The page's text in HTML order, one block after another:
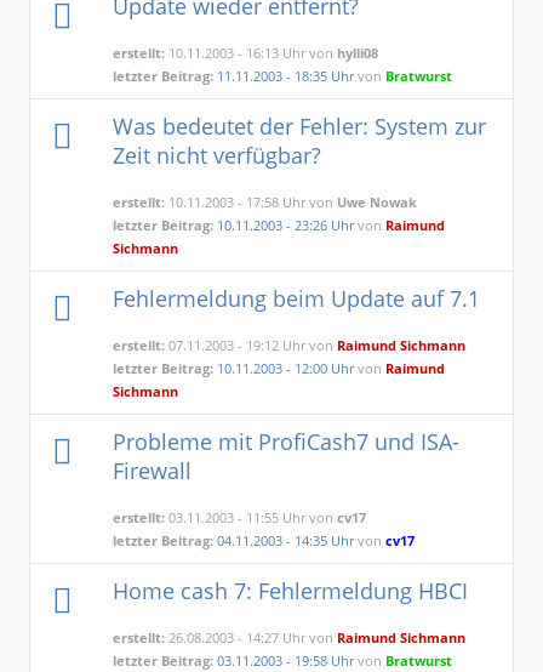
Update wieder entfernt?
erstellt: 10.11.2003 - 16:13 Uhr von hylli08
letzter Beitrag: 11.11.2003 - 18:35 Uhrvon Bratwurst
Was bedeutet der Fehler: System zur
Zeit nicht verfügbar?
erstellt: 10.11.2003 - 17:58 Uhr von Uwe Nowak
letzter Beitrag: 10.11.2003 - 23:26 Uhrvon Raimund
Sichmann
Fehlermeldung beim Update auf 7.1
erstellt: 07.11.2003 - 19:12 Uhr von Raimund Sichmann
letzter Beitrag: 10.11.2003 - 12:00 Uhrvon Raimund
Sichmann
Probleme mit ProfiCash7 und ISA-
Firewall
erstellt: 03.11.2003 - 11:55 Uhr voncv17
letzter Beitrag: 04.11.2003 - 14:35 Uhrvoncv17
Home cash 7: Fehlermeldung HBCI
erstellt: 26.08.2003 - 14:27 Uhr von Raimund Sichmann
letzter Beitrag: 03.11.2003 - 19:58 Uhrvon Bratwurst